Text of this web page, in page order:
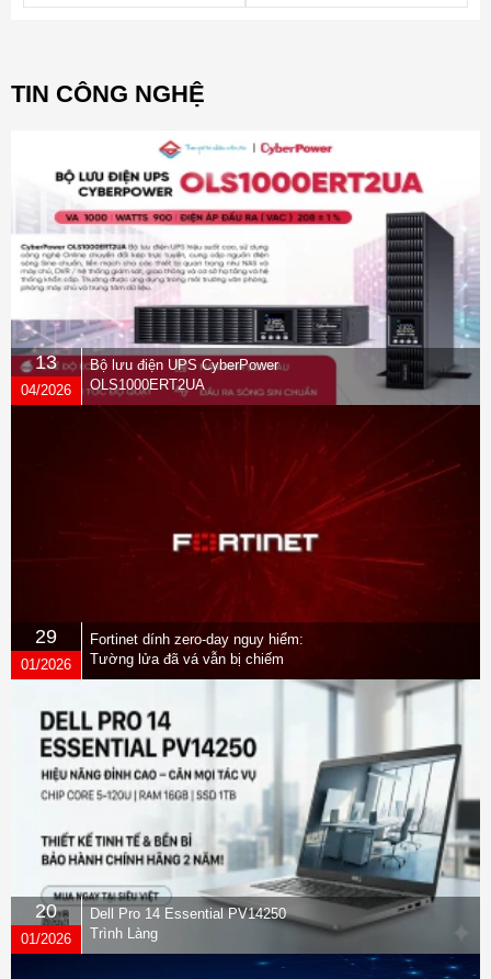
TIN CÔNG NGHỆ
13
04/2026
Bộ lưu điện UPS CyberPower
OLS1000ERT2UA
29
01/2026
Fortinet dính zero-day nguy hiểm:
Tường lửa đã vá vẫn bị chiếm
quyền
20
01/2026
Dell Pro 14 Essential PV14250
Trình Làng